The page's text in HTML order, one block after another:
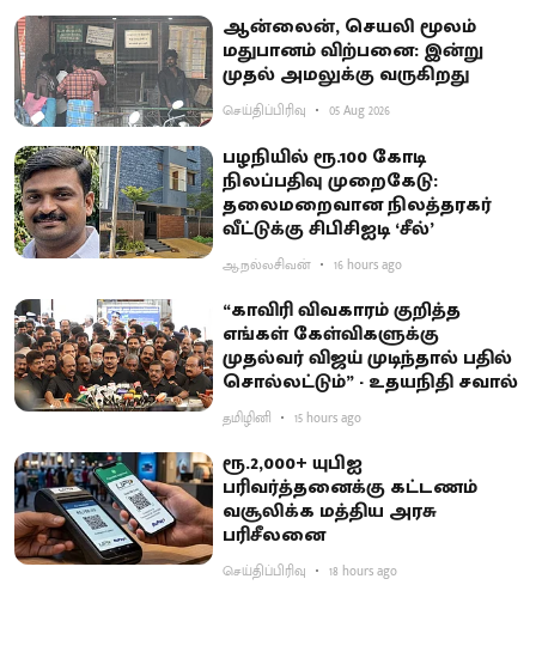
ஆன்லைன், செயலி மூலம்
மதுபானம் விற்பனை: இன்று
முதல் அமலுக்கு வருகிறது
செய்திப்பிரிவு 05 Aug 2026
பழநியில் ரூ.100 கோடி
நிலப்பதிவு முறைகேடு:
தலைமறைவான நிலத்தரகர்
வீட்டுக்கு சிபிசிஐடி ‘சீல்’
ஆ.நல்லசிவன் 16 hours ago
“காவிரி விவகாரம் குறித்த
எங்கள் கேள்விகளுக்கு
முதல்வர் விஜய் முடிந்தால் பதில்
சொல்லட்டும்” - உதயநிதி சவால்
தமிழினி 15 hours ago
ரூ.2,000+ யுபிஐ
பரிவர்த்தனைக்கு கட்டணம்
வசூலிக்க மத்திய அரசு
பரிசீலனை
செய்திப்பிரிவு 18 hours ago